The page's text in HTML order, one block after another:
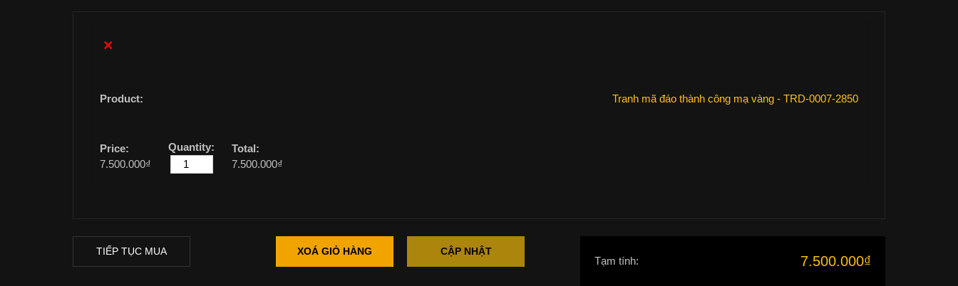
×
Tranh mã đáo thành công mạ vàng - TRD-0007-2850
7.500.000₫ 7.500.000₫
Tạm tính: 7.500.000₫
TIẾP TỤC MUA XOÁ GIỎ HÀNG CẬP NHẬT